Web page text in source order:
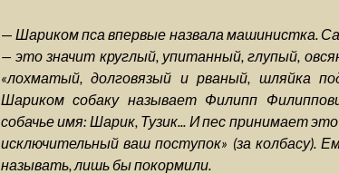
— Шариком пса впервые назвала машинистка.
— это значит круглый, упитанный, глупый,
«лохматый, долговязый и рваный, шляйка
Шариком собаку называет Филипп
собачье имя: Шарик, Тузик... И пес принимает
исключительный ваш поступок» (за колбасу).
называть, лишь бы покормили.